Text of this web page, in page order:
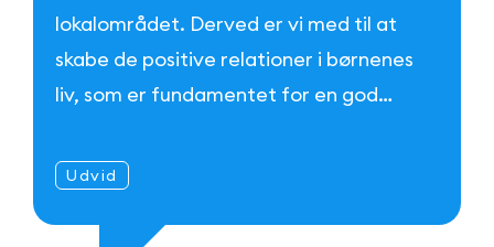
lokalområdet. Derved er vi med til at
skabe de positive relationer i børnenes
liv, som er fundamentet for en god…
Udvid